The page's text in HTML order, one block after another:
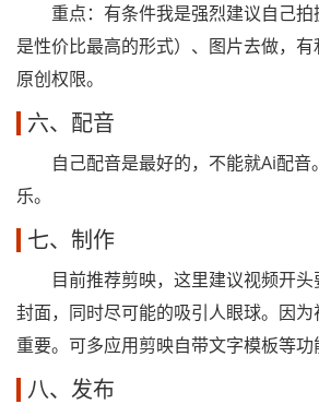
重点：有条件我是强烈建议自己拍
是性价比最高的形式）、图片去做，
原创权限。
六、配音
自己配音是最好的，不能就Ai配音
乐。
七、制作
目前推荐剪映，这里建议视频开头
封面，同时尽可能的吸引人眼球。因
重要。可多应用剪映自带文字模板等功
八、发布